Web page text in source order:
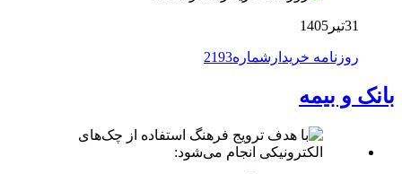
31تیر1405
روزنامه خریدارشماره2193
بانک و بیمه